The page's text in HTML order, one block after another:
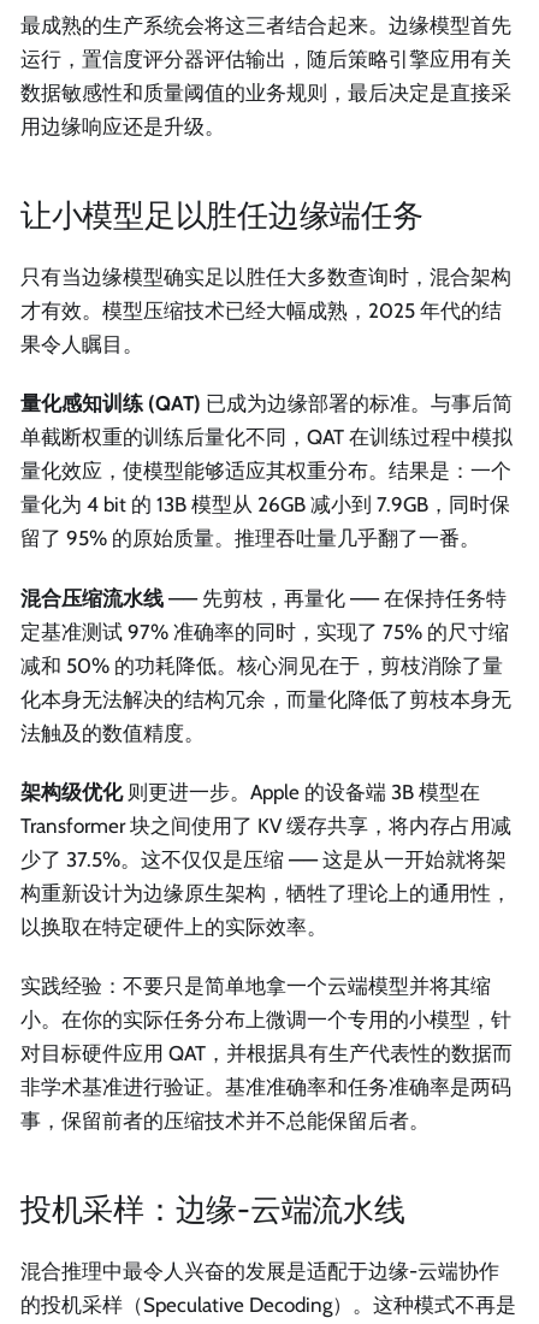
最成熟的生产系统会将这三者结合起来。边缘模型首先
运行，置信度评分器评估输出，随后策略引擎应用有关
数据敏感性和质量阈值的业务规则，最后决定是直接采
用边缘响应还是升级。
让小模型足以胜任边缘端任务
只有当边缘模型确实足以胜任大多数查询时，混合架构
才有效。模型压缩技术已经大幅成熟，2025 年代的结
果令人瞩目。
量化感知训练 (QAT) 已成为边缘部署的标准。与事后简
单截断权重的训练后量化不同，QAT 在训练过程中模拟
量化效应，使模型能够适应其权重分布。结果是：一个
量化为 4 bit 的 13B 模型从 26GB 减小到 7.9GB，同时保
留了 95% 的原始质量。推理吞吐量几乎翻了一番。
混合压缩流水线 —— 先剪枝，再量化 —— 在保持任务特
定基准测试 97% 准确率的同时，实现了 75% 的尺寸缩
减和 50% 的功耗降低。核心洞见在于，剪枝消除了量
化本身无法解决的结构冗余，而量化降低了剪枝本身无
法触及的数值精度。
架构级优化则更进一步。Apple 的设备端 3B 模型在
Transformer 块之间使用了 KV 缓存共享，将内存占用减
少了 37.5%。这不仅仅是压缩 —— 这是从一开始就将架
构重新设计为边缘原生架构，牺牲了理论上的通用性，
以换取在特定硬件上的实际效率。
实践经验：不要只是简单地拿一个云端模型并将其缩
小。在你的实际任务分布上微调一个专用的小模型，针
对目标硬件应用 QAT，并根据具有生产代表性的数据而
非学术基准进行验证。基准准确率和任务准确率是两码
事，保留前者的压缩技术并不总能保留后者。
投机采样：边缘-云端流水线
混合推理中最令人兴奋的发展是适配于边缘-云端协作
的投机采样（Speculative Decoding）。这种模式不再是